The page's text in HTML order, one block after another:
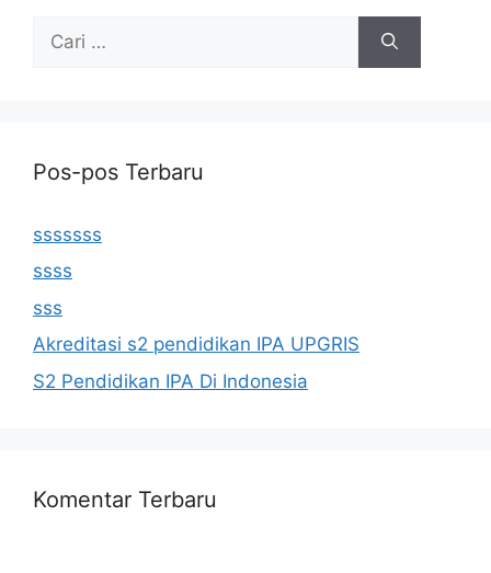
untuk:
Pos-pos Terbaru
sssssss
ssss
sss
Akreditasi s2 pendidikan IPA UPGRIS
S2 Pendidikan IPA Di Indonesia
Komentar Terbaru